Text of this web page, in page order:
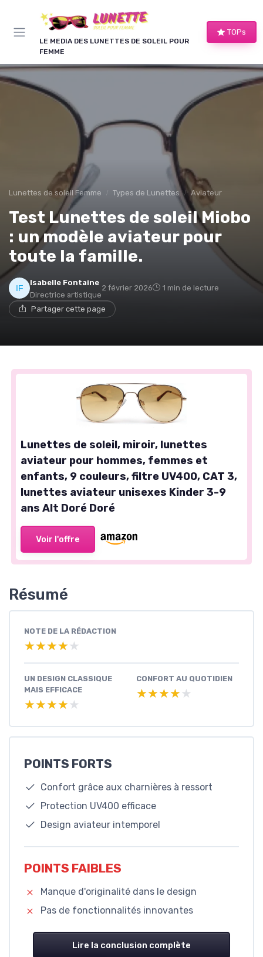
LE MEDIA DES LUNETTES DE SOLEIL POUR
FEMME
TOPs
Lunettes de soleil Femme Types de Lunettes Aviateur
Test Lunettes de soleil Miobo
: un modèle aviateur pour
toute la famille.
Isabelle Fontaine
Directrice artistique
2 février 2026 1 min de lecture
Partager cette page
Lunettes de soleil, miroir, lunettes
aviateur pour hommes, femmes et
enfants, 9 couleurs, filtre UV400, CAT 3,
lunettes aviateur unisexes Kinder 3-9
ans Alt Doré Doré
Voir l'offre
Résumé
NOTE DE LA RÉDACTION
★★★★★
★★★★★
UN DESIGN CLASSIQUE
MAIS EFFICACE
★★★★★
★★★★★
CONFORT AU QUOTIDIEN
★★★★★
★★★★★
POINTS FORTS
Confort grâce aux charnières à ressort
Protection UV400 efficace
Design aviateur intemporel
POINTS FAIBLES
Manque d'originalité dans le design
Pas de fonctionnalités innovantes
Lire la conclusion complète